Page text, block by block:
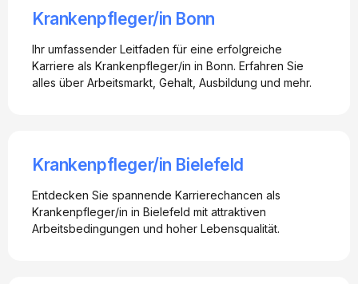
Krankenpfleger/in Bonn
Ihr umfassender Leitfaden für eine erfolgreiche
Karriere als Krankenpfleger/in in Bonn. Erfahren Sie
alles über Arbeitsmarkt, Gehalt, Ausbildung und mehr.
Krankenpfleger/in Bielefeld
Entdecken Sie spannende Karrierechancen als
Krankenpfleger/in in Bielefeld mit attraktiven
Arbeitsbedingungen und hoher Lebensqualität.